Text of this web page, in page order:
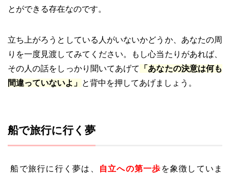
とができる存在なのです。
立ち上がろうとしている人がいないかどうか、あなたの周
りを一度見渡してみてください。もし心当たりがあれば、
その人の話をしっかり聞いてあげて
「あなたの決意は何も
間違っていないよ」 と背中を押してあげましょう。
船で旅行に行く夢
船で旅行に行く夢は、 自立への第一歩 を象徴していま